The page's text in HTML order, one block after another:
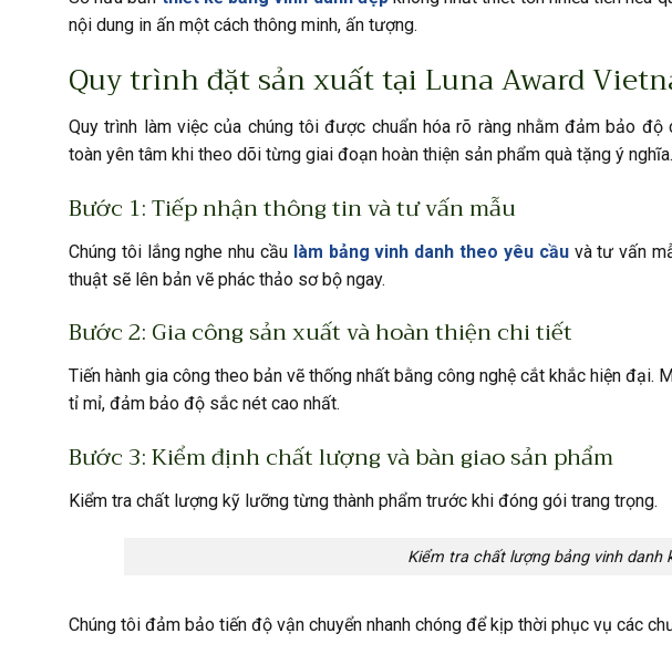
nội dung in ấn một cách thông minh, ấn tượng.
Quy trình đặt sản xuất tại Luna Award
Quy trình làm việc của chúng tôi được chuẩn hóa rõ ràng nhằm đảm bảo độ
toàn yên tâm khi theo dõi từng giai đoạn hoàn thiện sản phẩm quà tặng ý nghĩa.
Bước 1: Tiếp nhận thông tin và tư vấn mẫu
Chúng tôi lắng nghe nhu cầu làm bảng vinh danh theo yêu cầuvà tư vấn
thuật sẽ lên bản vẽ phác thảo sơ bộ ngay.
Bước 2: Gia công sản xuất và hoàn thiện chi tiết
Tiến hành gia công theo bản vẽ thống nhất bằng công nghệ cắt khắc hiện
tỉ mỉ, đảm bảo độ sắc nét cao nhất.
Bước 3: Kiểm định chất lượng và bàn giao sản phẩm
Kiểm tra chất lượng kỹ lưỡng từng thành phẩm trước khi đóng gói trang trọng.
Kiểm tra chất lượng bảng vinh danh
Chúng tôi đảm bảo tiến độ vận chuyển nhanh chóng để kịp thời phục vụ các